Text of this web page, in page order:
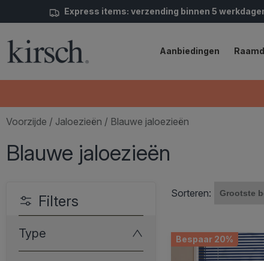
Express items: verzending binnen 5
Aanbiedingen
Voorzijde / Jaloezieën / Blauwe jaloezieën
Blauwe jaloezieën
Filters
Type
Sorteren:
Bespaar 20%